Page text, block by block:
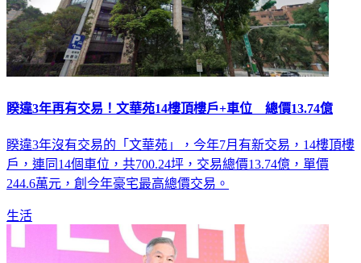
睽違3年再有交易！文華苑14樓頂樓戶+車位 總價13.74億
睽違3年沒有交易的「文華苑」，今年7月有新交易，14樓頂樓
戶，連同14個車位，共700.24坪，交易總價13.74億，單價
244.6萬元，創今年豪宅最高總價交易。
生活